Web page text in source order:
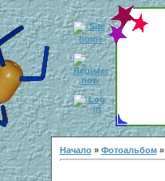
Начало» Фотоальбом»